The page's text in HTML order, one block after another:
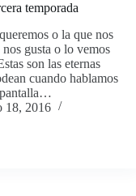
temporada
o la que nos
gusta o lo vemos
son las eternas
cuando hablamos
pantalla…
18, 2016